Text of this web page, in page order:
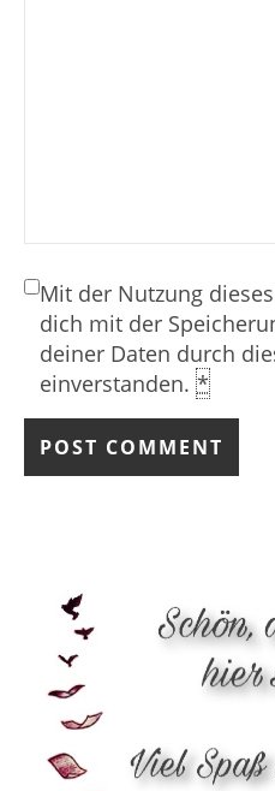
Mit der Nutzung
dich mit der
deiner Daten durch
einverstanden. *